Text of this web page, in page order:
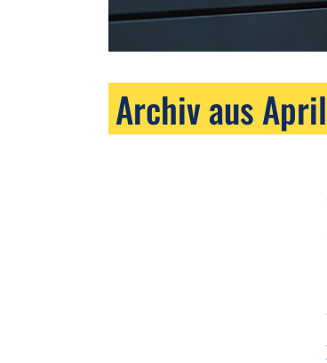
Archiv aus